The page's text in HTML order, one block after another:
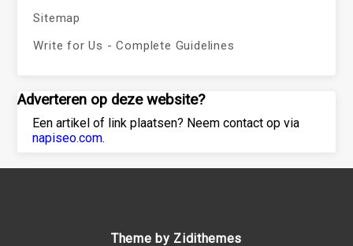
Sitemap
Write for Us - Complete Guidelines
Adverteren op deze website?
Een artikel of link plaatsen? Neem contact op via
napiseo.com.
Theme by Zidithemes